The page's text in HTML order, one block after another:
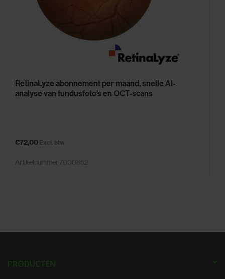
RetinaLyze abonnement per maand, snelle AI-
analyse van fundusfoto's en OCT-scans
€72,00 Excl. btw
Artikelnummer 7000852
PRODUCTEN